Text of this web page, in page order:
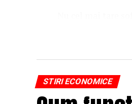
reutilizat. Hai să
Google
STIRI ECONOMICE